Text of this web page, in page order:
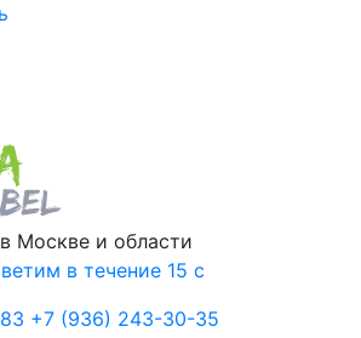
Москве и области
в течение 15 с
+7 (936) 243-30-35